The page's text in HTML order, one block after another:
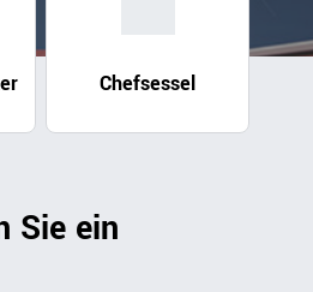
Sie ein
Chefsessel